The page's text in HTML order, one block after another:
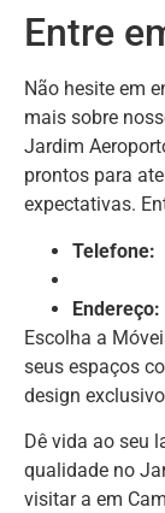
Entre
Não hesite em
mais sobre
Jardim
prontos para
expectativas.
Telefone:
Endereço:
Escolha a
seus espaços
design
Dê vida ao seu
qualidade no
visitar a em